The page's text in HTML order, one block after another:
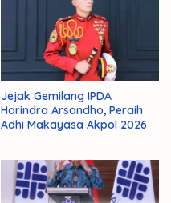
Jejak Gemilang IPDA
Harindra Arsandho, Peraih
Adhi Makayasa Akpol 2026